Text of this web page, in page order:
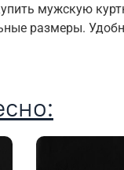
мужскую
размеры.